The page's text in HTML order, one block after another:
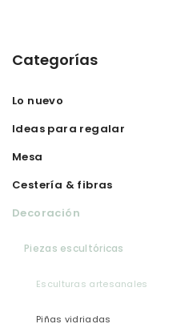
Categorías
Lo nuevo
Ideas para regalar
Mesa
Cestería & fibras
Decoración
Piezas escultóricas
Esculturas artesanales
Piñas vidriadas